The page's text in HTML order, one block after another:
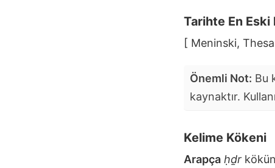
Tarihte En Eski
[ Meninski,
Önemli Not: Bu
kaynaktır.
Kelime Kökeni
Arapça ḥḏr